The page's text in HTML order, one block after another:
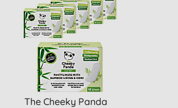
The Cheeky Panda